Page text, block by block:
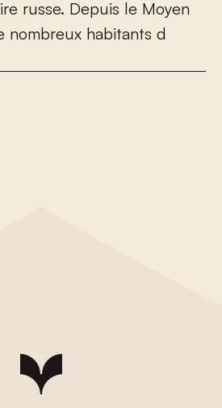
ire russe. Depuis le Moyen
nombreux habitants d